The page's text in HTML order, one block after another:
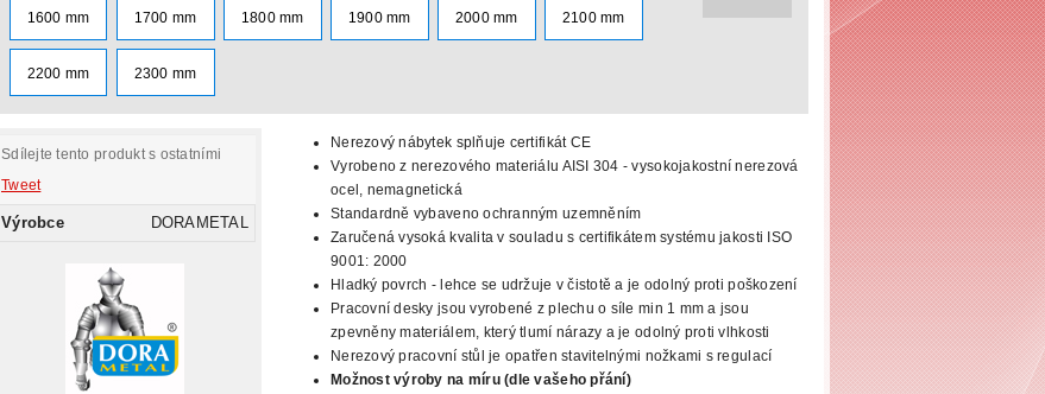
1600 mm 1700 mm 1800 mm 1900 mm 2000 mm 2100 mm
2200 mm 2300 mm
Sdílejte tento produkt s ostatními
Tweet
Výrobce DORAMETAL
Nerezový nábytek splňuje certifikát CE
Vyrobeno z nerezového materiálu AISI 304 - vysokojakostní nerezová
ocel, nemagnetická
Standardně vybaveno ochranným uzemněním
Zaručená vysoká kvalita v souladu s certifikátem systému jakosti ISO
9001: 2000
Hladký povrch - lehce se udržuje v čistotě a je odolný proti poškození
Pracovní desky jsou vyrobené z plechu o síle min 1 mm a jsou
zpevněny materiálem, který tlumí nárazy a je odolný proti vlhkosti
Nerezový pracovní stůl je opatřen stavitelnými nožkami s regulací
Možnost výroby na míru (dle vašeho přání)